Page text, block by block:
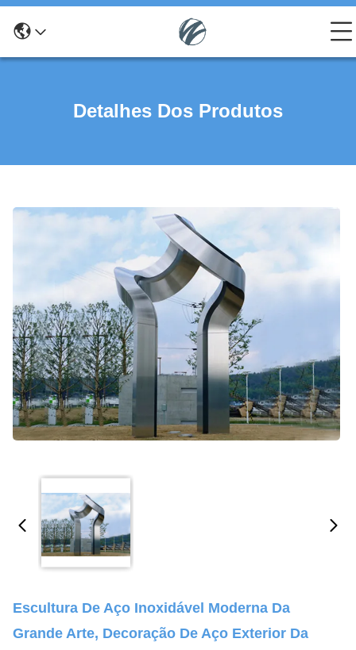
Detalhes Dos Produtos
Escultura De Aço Inoxidável Moderna Da
Grande Arte, Decoração De Aço Exterior Da